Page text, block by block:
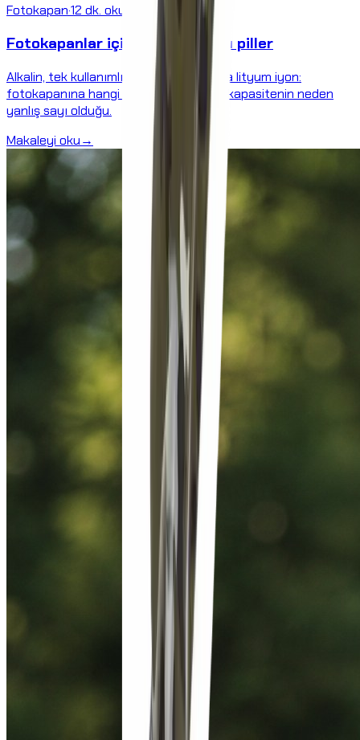
Fotokapan·12 dk. okuma süresi
Fotokapanlar için piller ve şarjlı piller
Alkalin, tek kullanımlık lityum, NiMH veya lityum iyon:
fotokapanına hangi hücre uygun – ve kapasitenin neden
yanlış sayı olduğu.
Makaleyi oku→